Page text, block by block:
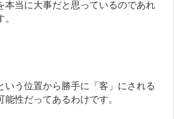
本当に大事だと思っているのであれ
いう位置から勝手に「客」にされる
性だってあるわけです。